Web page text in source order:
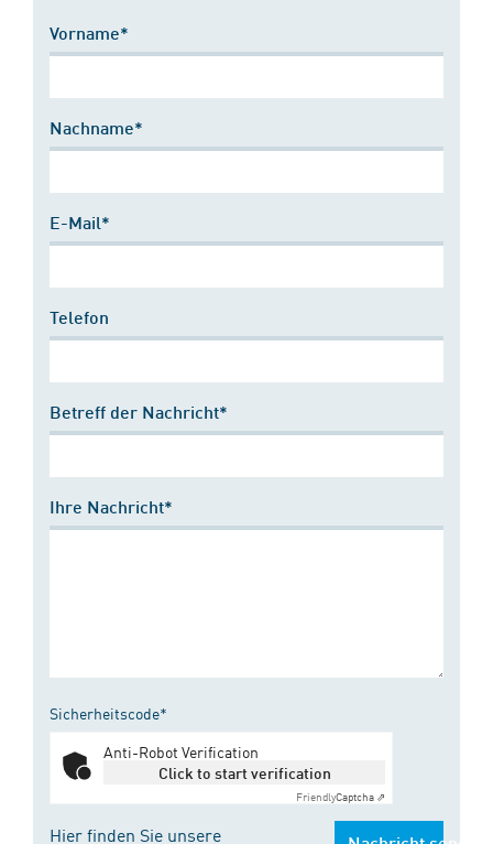
Vorname*
Nachname*
E-Mail*
Telefon
Betreff der Nachricht*
Ihre Nachricht*
Sicherheitscode*
Anti-Robot Verification
Click to start verification
FriendlyCaptcha ⇗
Hier finden Sie unsere